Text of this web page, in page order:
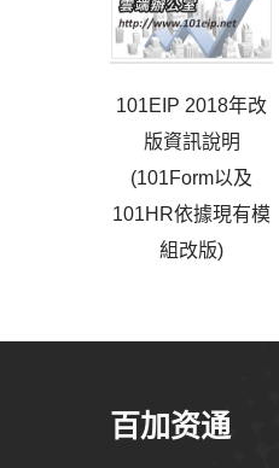
101EIP 2018年改
版資訊說明
(101Form以及
101HR依據現有模
組改版)
百加资通